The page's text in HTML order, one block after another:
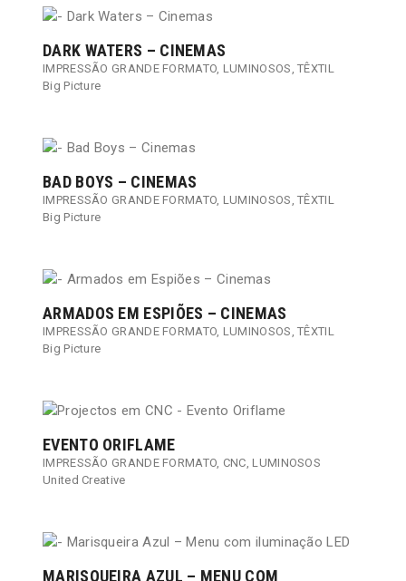
DARK WATERS – CINEMAS
IMPRESSÃO GRANDE FORMATO, LUMINOSOS,TÊXTIL
Big Picture
BAD BOYS – CINEMAS
IMPRESSÃO GRANDE FORMATO, LUMINOSOS,TÊXTIL
Big Picture
ARMADOS EM ESPIÕES – CINEMAS
IMPRESSÃO GRANDE FORMATO, LUMINOSOS,TÊXTIL
Big Picture
EVENTO ORIFLAME
IMPRESSÃO GRANDE FORMATO, CNC,LUMINOSOS
United Creative
MARISQUEIRA AZUL – MENU COM